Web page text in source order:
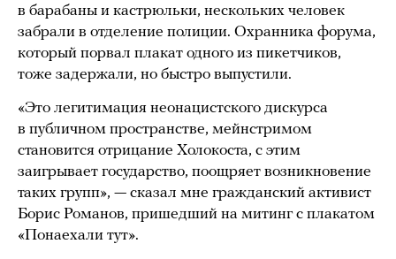
в барабаны и кастрюльки, нескольких человек
забрали в отделение полиции. Охранника форума,
который порвал плакат одного из пикетчиков,
тоже задержали, но быстро выпустили.
«Это легитимация неонацистского дискурса
в публичном пространстве, мейнстримом
становится отрицание Холокоста, с этим
заигрывает государство, поощряет возникновение
таких групп», — сказал мне гражданский активист
Борис Романов, пришедший на митинг с плакатом
«Понаехали тут».